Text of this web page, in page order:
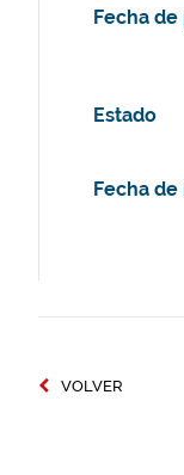
Fecha
Estado
Fecha
VOLVER